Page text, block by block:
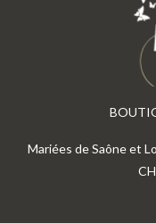
Mariées de Saône et